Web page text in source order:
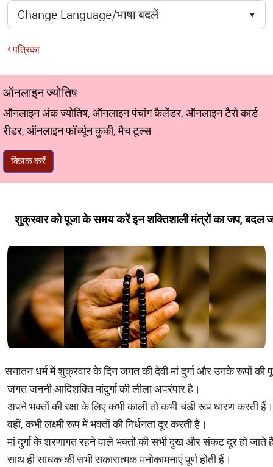
पत्रिका
ऑनलाइन ज्योतिष
ऑनलाइन अंक ज्योतिष, ऑनलाइन पंचांग कैलेंडर, ऑनलाइन टैरो कार्ड
रीडर, ऑनलाइन फॉर्च्यून कुकी, मैच टूल्स
क्लिक करें
शुक्रवार को पूजा के समय करें इन शक्तिशाली मंत्रों का जप, बदल
सनातन धर्म में शुक्रवार के दिन जगत की देवी मां दुर्गा और उनके रूपों की
जगत जननी आदिशक्ति मांदुर्गा की लीला अपरंपार है।
अपने भक्तों की रक्षा के लिए कभी काली तो कभी चंडी रूप धारण करती हैं।
वहीं, कभी लक्ष्मी रूप में भक्तों की निर्धनता दूर करती हैं।
मां दुर्गा के शरणागत रहने वाले भक्तों की सभी दुख और संकट दूर हो जाते
साथ ही साधक की सभी सकारात्मक मनोकामनाएं पूर्ण होती हैं।